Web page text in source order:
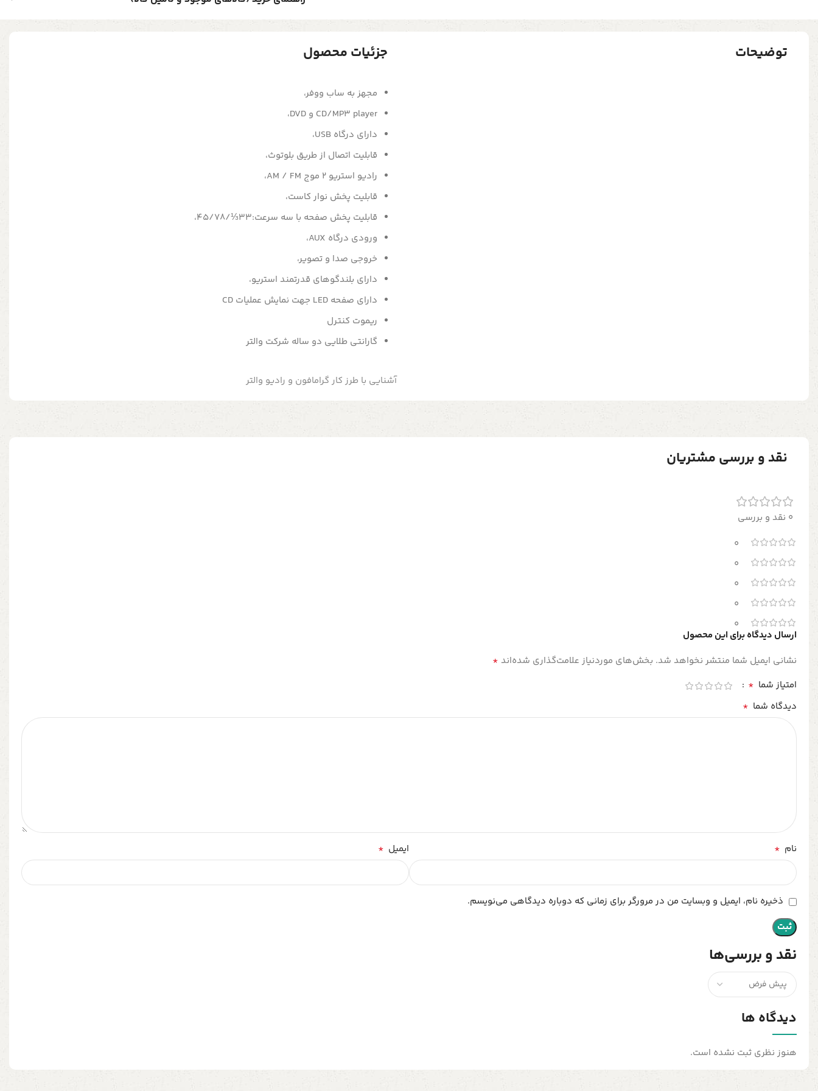
توضیحات جزئیات محصول
مجهز به ساب ووفر،
CD/MP3 player و DVD،
دارای درگاه USB،
قابلیت اتصال از طریق بلوتوث،
رادیو استریو 2 موج AM / FM،
قابلیت پخش نوار کاست،
قابلیت پخش صفحه با سه سرعت:33⅓/45/78،
ورودی درگاه AUX،
خروجی صدا و تصویر،
دارای بلندگوهای قدرتمند استریو،
دارای صفحه LED جهت نمایش عملیات CD
ریموت کنترل
گارانتی طلایی دو ساله شرکت والتر
آشنایی با طرز کار گرامافون و رادیو والتر
نقد و بررسی مشتریان
0 نقد و بررسی
0
0
0
0
0
نقد و بررسی‌ها
دیدگاه ها
هنوز نظری ثبت نشده است.
ارسال دیدگاه برای این محصول
نشانی ایمیل شما منتشر نخواهد شد. بخش‌های موردنیاز علامت‌گذاری شده‌اند *
امتیاز شما *
دیدگاه شما *
نام * ایمیل *
ذخیره نام، ایمیل و وبسایت من در مرورگر برای زمانی که دوباره دیدگاهی می‌نویسم.